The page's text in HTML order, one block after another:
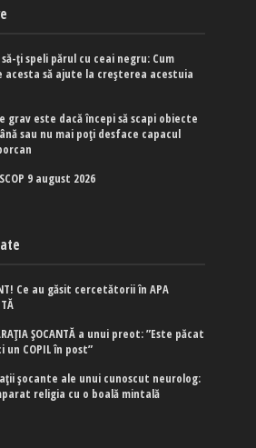
să-ți speli părul cu ceai negru: Cum
acesta să ajute la creșterea acestuia
grav este dacă începi să scapi obiecte
sau nu mai poți desface capacul
9 august 2026
Ce au găsit cercetătorii în APA
ȘOCANTĂ a unui preot: ”Este păcat
un COPIL în post”
şocante ale unui cunoscut neurolog:
religia cu o boală mintală